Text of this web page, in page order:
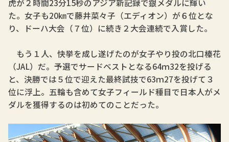
虎が２時間23分15秒のアジア新記録で銀メダルに輝い
た。女子も20㎞で藤井菜々子（エディオン）が６位とな
り、ドーハ大会（７位）に続き２大会連続で入賞した。
もう１人、快挙を成し遂げたのが女子やり投の北口榛花
（JAL）だ。予選でサードベストとなる64ｍ32を投げる
と、決勝では５位で迎えた最終試技で63ｍ27を投げて３
位に浮上。五輪も含めて女子フィールド種目で日本人がメ
ダルを獲得するのは初めてのことだった。